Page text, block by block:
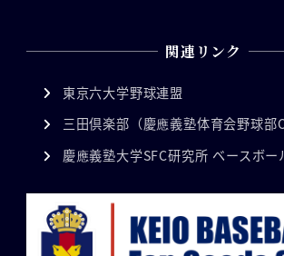
関連リンク
東京六大学野球連盟
三田倶楽部（慶應義塾体育会野球部
慶應義塾大学SFC研究所 ベースボー